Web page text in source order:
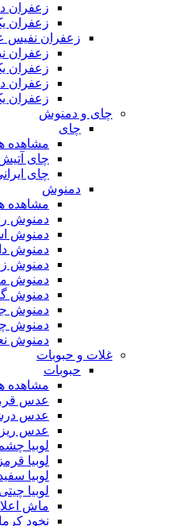
زعفران
زعفران
زعفران نفیس
زعفران
زعفران
زعفران
زعفران
چای و دمنوش
چای
مشاهده
چای
چای
دمنوش
مشاهده
دمنوش
دمنوش
دمنوش
دمنوش
دمنوش
دمنوش
دمنوش
دمنوش
دمنوش
غلات و حبوبات
حبوبات
مشاهده
عدس
عدس
عدس ریز
لوبیا
لوبیا قرمز
لوبیا
لوبیا چیتی
ماش اعلا
نخود